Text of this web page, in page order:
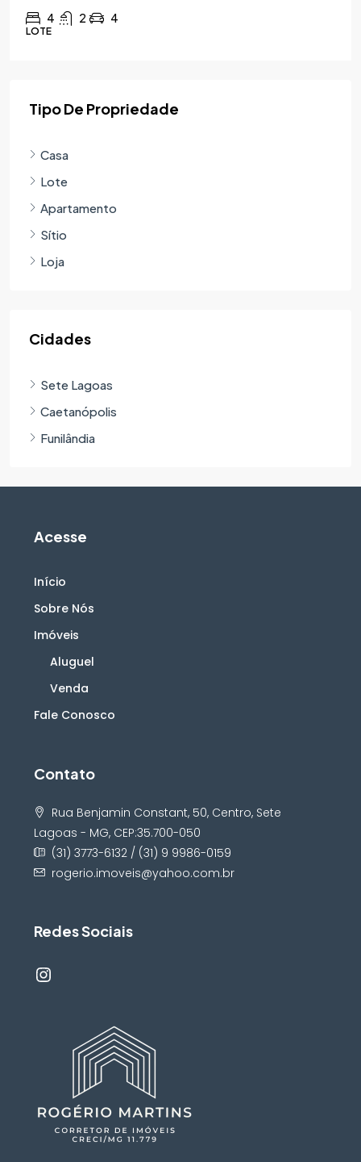
4 2 4
LOTE
Tipo De Propriedade
Casa
Lote
Apartamento
Sítio
Loja
Cidades
Sete Lagoas
Caetanópolis
Funilândia
Acesse
Início
Sobre Nós
Imóveis
Aluguel
Venda
Fale Conosco
Contato
Rua Benjamin Constant, 50, Centro, Sete
Lagoas - MG, CEP:35.700-050
(31) 3773-6132 / (31) 9 9986-0159
rogerio.imoveis@yahoo.com.br
Redes Sociais